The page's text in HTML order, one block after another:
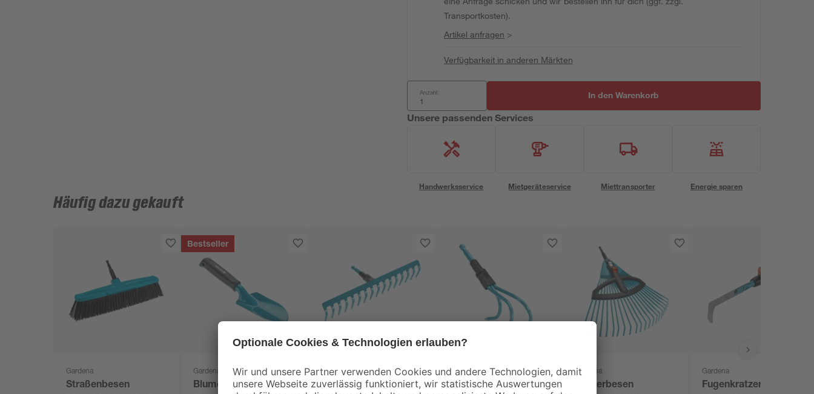
Transportkosten).
Artikel anfragen >
Verfügbarkeit in anderen Märkten
Anzahl: In den Warenkorb
Unsere passenden Services
Handwerksservice Mietgeräteservice Miettransporter Energie sparen
Häufig dazu gekauft
Gardena
Straßenbesen
Bestseller
Gardena
Blumenkelle "Classic"
Gardena
Rechen
Gardena
Grubber
Gardena
Fächerbesen
Gardena
Fugenkratzer